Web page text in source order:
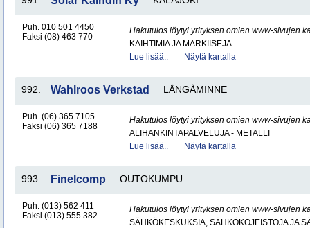
Puh. 010 501 4450
Faksi (08) 463 770
Hakutulos löytyi yrityksen omien www-sivujen
KAIHTIMIA JA MARKIISEJA
Lue lisää..
Näytä kartalla
992. Wahlroos Verkstad LÅNGÅMINNE
Puh. (06) 365 7105
Faksi (06) 365 7188
Hakutulos löytyi yrityksen omien www-sivujen
ALIHANKINTAPALVELUJA - METALLI
Lue lisää..
Näytä kartalla
993. Finelcomp OUTOKUMPU
Puh. (013) 562 411
Faksi (013) 555 382
Hakutulos löytyi yrityksen omien www-sivujen
SÄHKÖKESKUKSIA, SÄHKÖKOJEISTOJA JA